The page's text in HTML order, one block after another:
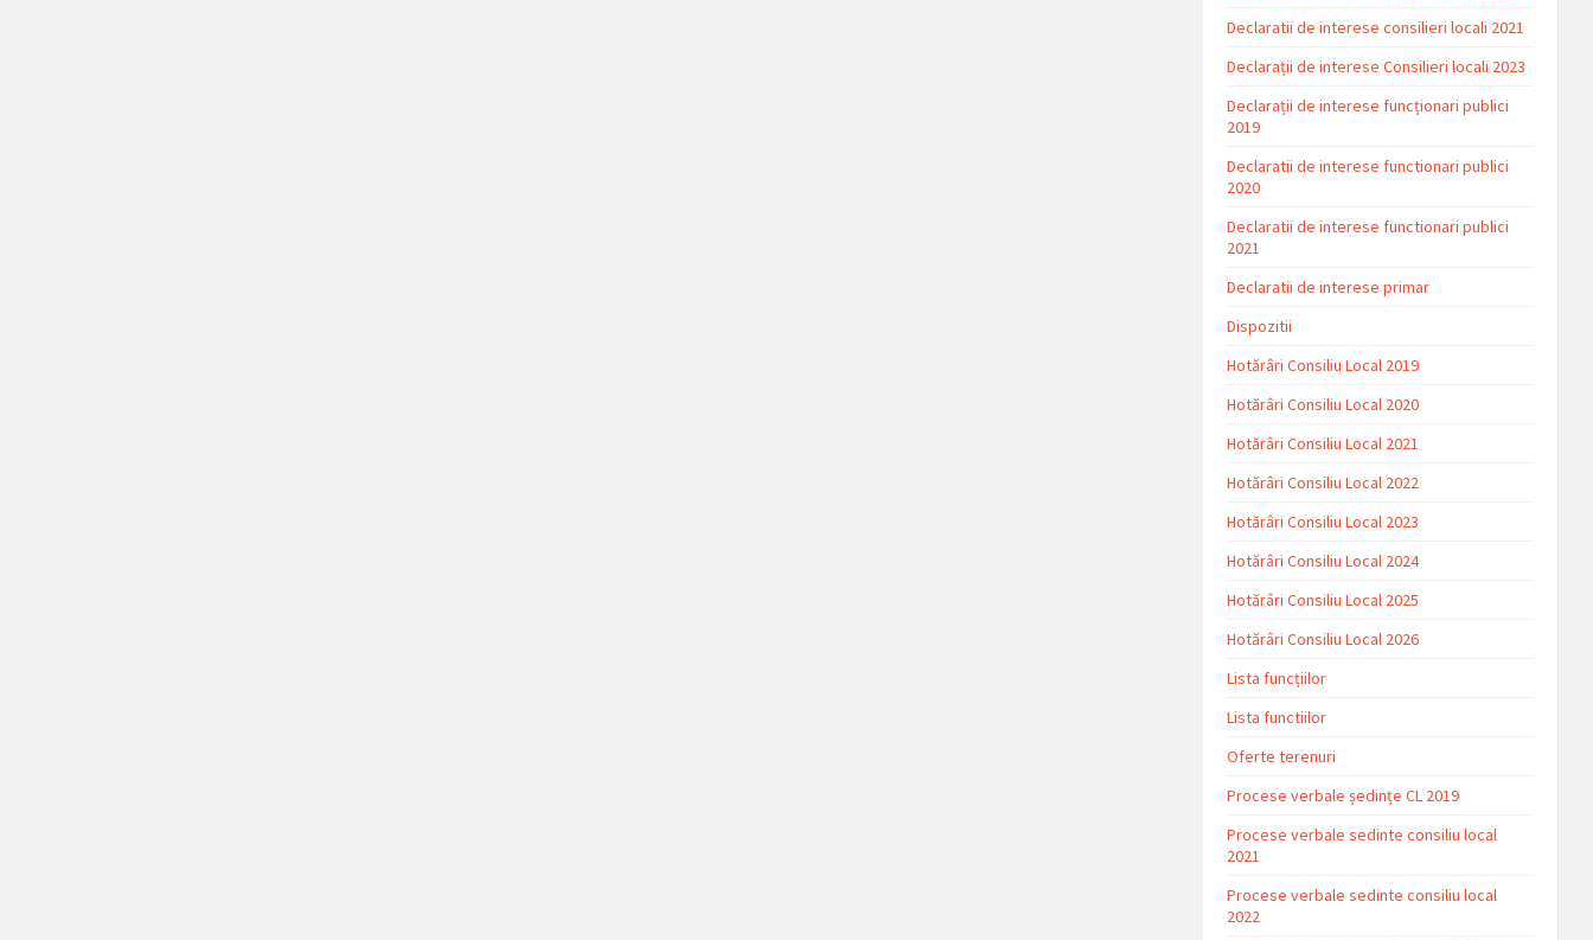
Declaratii de interese consilieri locali 2021
Declarații de interese Consilieri locali 2023
Declarații de interese funcționari publici
2019
Declaratii de interese functionari publici
2020
Declaratii de interese functionari publici
2021
Declaratii de interese primar
Dispozitii
Hotărâri Consiliu Local 2019
Hotărâri Consiliu Local 2020
Hotărâri Consiliu Local 2021
Hotărâri Consiliu Local 2022
Hotărâri Consiliu Local 2023
Hotărâri Consiliu Local 2024
Hotărâri Consiliu Local 2025
Hotărâri Consiliu Local 2026
Lista funcțiilor
Lista functiilor
Oferte terenuri
Procese verbale ședințe CL 2019
Procese verbale sedinte consiliu local
2021
Procese verbale sedinte consiliu local
2022